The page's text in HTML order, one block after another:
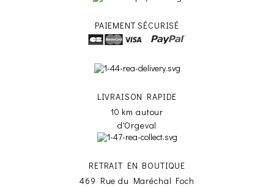
PAIEMENT SÉCURISÉ
LIVRAISON RAPIDE
10 km autour
d'Orgeval
RETRAIT EN BOUTIQUE
469 Rue du Maréchal Foch